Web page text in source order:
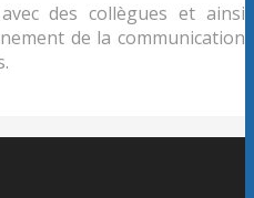
des collègues et ainsi
de la communication